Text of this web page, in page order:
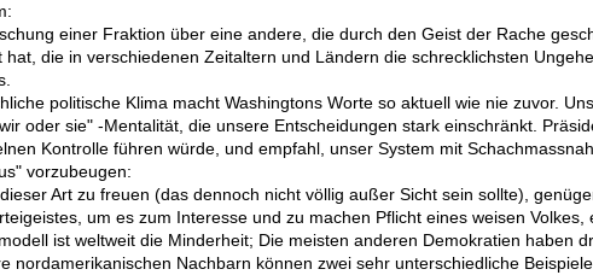
einer Fraktion über eine andere, die durch den Geist der Rache
hat, die in verschiedenen Zeitaltern und Ländern die schrecklichsten
politische Klima macht Washingtons Worte so aktuell wie nie zuvor.
oder sie" -Mentalität, die unsere Entscheidungen stark einschränkt.
Kontrolle führen würde, und empfahl, unser System mit
vorzubeugen:
Art zu freuen (das dennoch nicht völlig außer Sicht sein sollte),
um es zum Interesse und zu machen Pflicht eines weisen Volkes,
ist weltweit die Minderheit; Die meisten anderen Demokratien haben
nordamerikanischen Nachbarn können zwei sehr unterschiedliche